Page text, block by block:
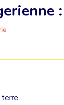
:
terre